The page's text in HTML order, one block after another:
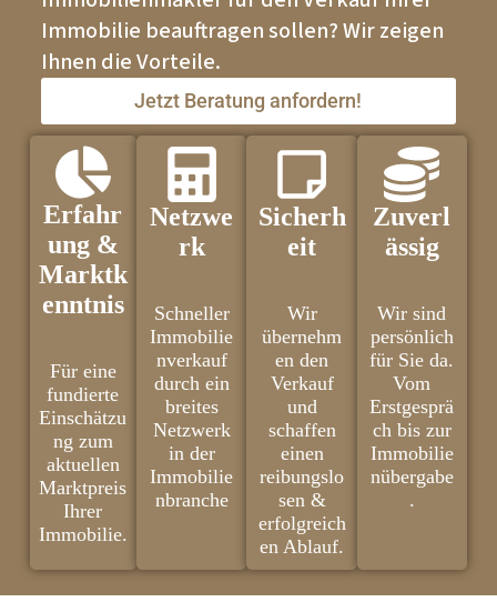
Immobilie beauftragen sollen? Wir zeigen
Ihnen die Vorteile.
Jetzt Beratung anfordern!
Erfahr
ung &
Marktk
enntnis
Für eine
fundierte
Einschätzu
ng zum
aktuellen
Marktpreis
Ihrer
Immobilie.
Netzwe
rk
Schneller
Immobilie
nverkauf
durch ein
breites
Netzwerk
in der
Immobilie
nbranche
Sicherh
eit
Wir
übernehm
en den
Verkauf
und
schaffen
einen
reibungslo
sen &
erfolgreich
en Ablauf.
Zuverl
ässig
Wir sind
persönlich
für Sie da.
Vom
Erstgesprä
ch bis zur
Immobilie
nübergabe
.